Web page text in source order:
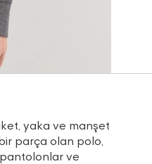
yaka ve manşet
parça olan polo,
pantolonlar ve